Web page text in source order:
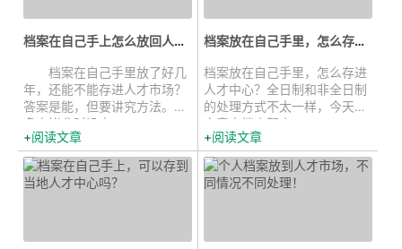
档案在自己手上怎么放回人才市场...
档案在自己手里放了好几
年，还能不能存进人才市场？
答案是能，但要讲究方法。很
多人毕业时没太...
阅读文章
档案放在自己手里，怎么存进人才中...
档案放在自己手里，怎么存进
人才中心？全日制和非全日制
的处理方式不太一样，今天的
文章中档来帮小...
阅读文章